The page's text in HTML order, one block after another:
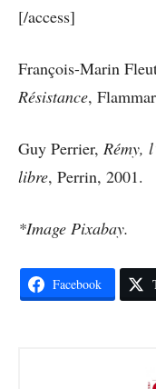
[/access]
François-Marin
Résistance,
Guy Perrier, Rémy,
libre, Perrin, 2001.
*Image Pixabay.
Facebook